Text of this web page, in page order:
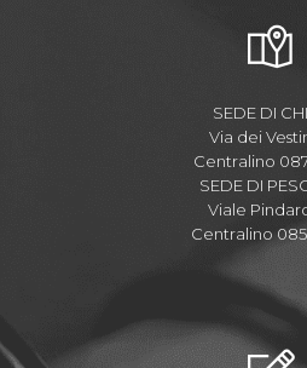
SEDE DI
Via dei
Centralino
SEDE DI
Viale
Centralino